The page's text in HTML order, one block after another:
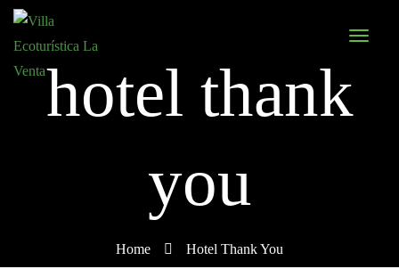
hotel thank
you
Home Hotel Thank You